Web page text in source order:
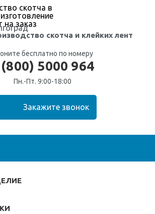
скотча и клейких лент
бесплатно по номеру
5000 964
Пн.-Пт. 9:00-18:00